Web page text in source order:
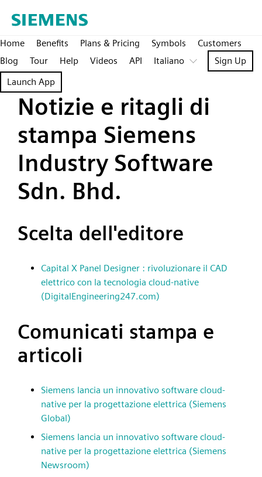
Home Benefits Plans & Pricing Symbols
Customers
Blog
Tour Help Videos API Italiano
Sign Up
Launch App
Notizie e ritagli di
stampa Siemens
Industry Software
Sdn. Bhd.
Scelta dell'editore
Capital X Panel Designer : rivoluzionare il CAD
elettrico con la tecnologia cloud-native
(DigitalEngineering247.com)
Comunicati stampa e
articoli
Siemens lancia un innovativo software cloud-
native per la progettazione elettrica (Siemens
Global)
Siemens lancia un innovativo software cloud-
native per la progettazione elettrica (Siemens
Newsroom)